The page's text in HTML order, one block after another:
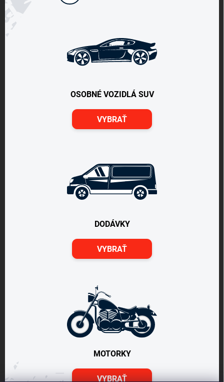
OSOBNÉ VOZIDLÁ SUV
VYBRAŤ
DODÁVKY
VYBRAŤ
MOTORKY
VYBRAŤ